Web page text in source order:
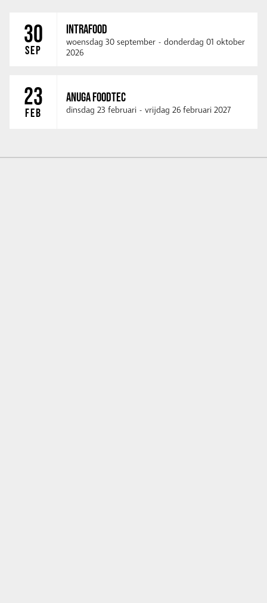
30
SEP
INTRAFOOD
woensdag 30 september - donderdag 01 oktober
2026
23
FEB
ANUGA FOODTEC
dinsdag 23 februari - vrijdag 26 februari 2027